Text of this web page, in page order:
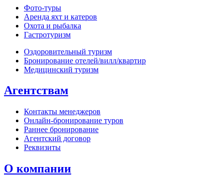
Фото‑туры
Аренда яхт и катеров
Охота и рыбалка
Гастротуризм
Оздоровительный туризм
Бронирование отелей/вилл/квартир
Медицинский туризм
Агентствам
Контакты менеджеров
Онлайн‑бронирование туров
Раннее бронирование
Агентский договор
Реквизиты
О компании